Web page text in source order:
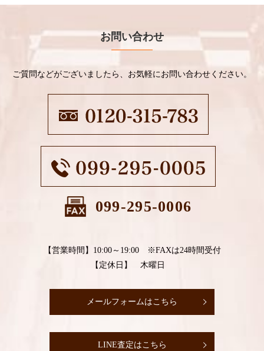
お問い合わせ
ご質問などがございましたら、お気軽にお問い合わせください。
099-295-0006
【営業時間】10:00～19:00 ※FAXは24時間受付
【定休日】 木曜日
メールフォームはこちら
LINE査定はこちら